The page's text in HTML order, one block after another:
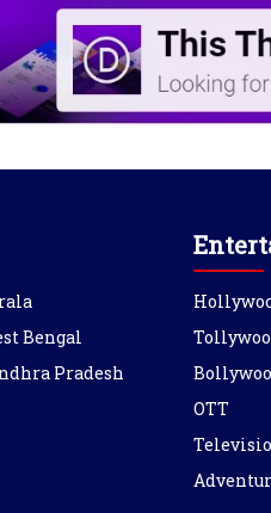
Bengal
Pradesh
OTT